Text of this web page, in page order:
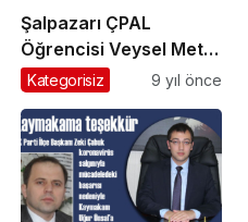
Şalpazarı ÇPAL
Öğrencisi Veysel Metin
denizde boğularak
Kategorisiz 9 yıl önce